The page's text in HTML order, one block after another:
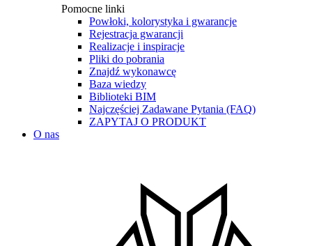
Pomocne linki
Powłoki, kolorystyka i gwarancje
Rejestracja gwarancji
Realizacje i inspiracje
Pliki do pobrania
Znajdź wykonawcę
Baza wiedzy
Biblioteki BIM
Najczęściej Zadawane Pytania (FAQ)
ZAPYTAJ O PRODUKT
O nas